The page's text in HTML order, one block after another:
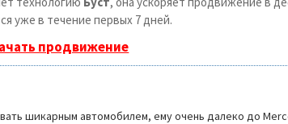
уже в течение первых 7 дней.
продвижение
шикарным автомобилем, ему очень далеко до